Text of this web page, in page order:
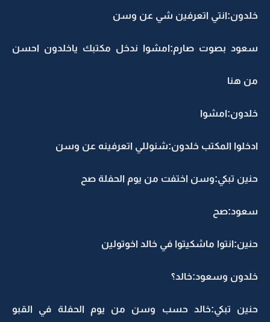
خلدون:انتي اتعرفين شي عن وسن
سعود بصوت صارم:امشوا ندخل مكتبك ياخلدون احسن
من هنا
خلدون:امشوا
ادخلوا المكتب خلدون:شنوللي اتعرفينه عن وسن
حنين تبكي:وسن اختفت من يوم الحفلة صح
سعود:صح
حنين:انتوا ماشكيتوا في خالد اخوتولين
خلدون وسعود:خالد؟
حنين تبكي:خالد حسب وسن من يوم الحفلة في القبو